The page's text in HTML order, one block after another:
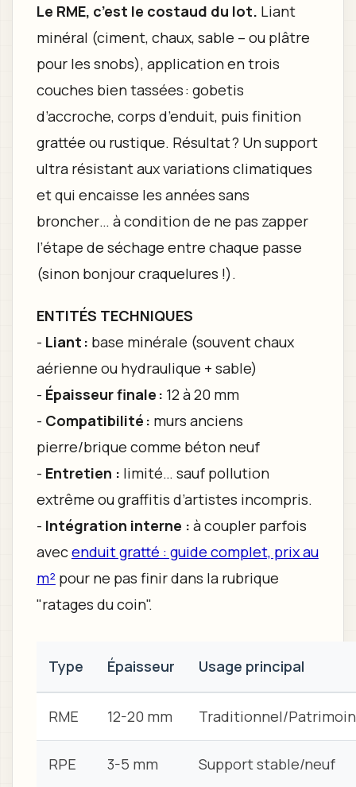
Le RME, c’est le costaud du lot. Liant
minéral (ciment, chaux, sable – ou plâtre
pour les snobs), application en trois
couches bien tassées : gobetis
d’accroche, corps d’enduit, puis finition
grattée ou rustique. Résultat ? Un support
ultra résistant aux variations climatiques
et qui encaisse les années sans
broncher… à condition de ne pas zapper
l’étape de séchage entre chaque passe
(sinon bonjour craquelures !).
ENTITÉS TECHNIQUES
- Liant : base minérale (souvent chaux
aérienne ou hydraulique + sable)
- Épaisseur finale : 12 à 20 mm
- Compatibilité : murs anciens
pierre/brique comme béton neuf
- Entretien : limité… sauf pollution
extrême ou graffitis d’artistes incompris.
- Intégration interne : à coupler parfois
avecenduit gratté : guide complet, prix au
m² pour ne pas finir dans la rubrique
"ratages du coin".
Type Épaisseur Usage principal
RME 12-20 mm Traditionnel/
RPE 3-5 mm Support stable/neuf